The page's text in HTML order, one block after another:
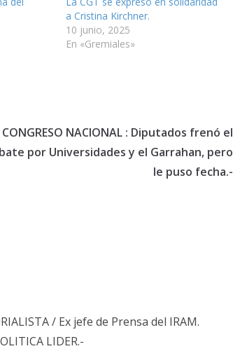
a Cristina Kirchner.
10 junio, 2025
En «Gremiales»
CONGRESO NACIONAL : Diputados frenó el
por Universidades y el Garrahan, pero
le puso fecha.-
/ Ex jefe de Prensa del IRAM.
LIDER.-